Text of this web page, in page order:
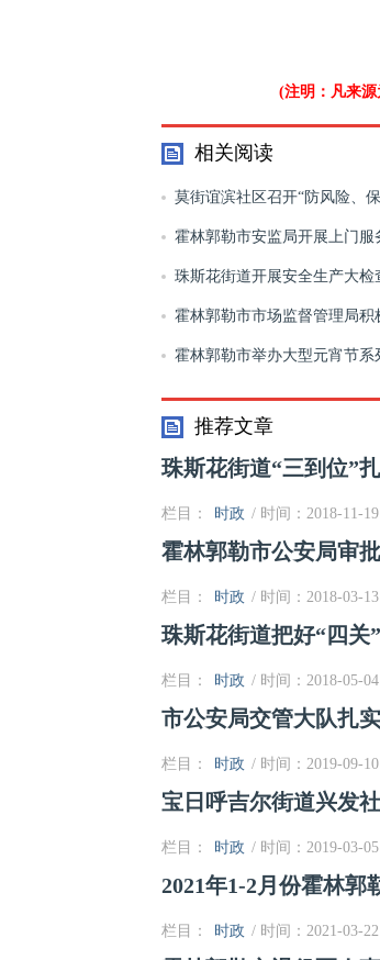
(注明：凡来
相关阅读
莫街谊滨社区召开“防风险、
庆”安全生产大检查大整治行动
霍林郭勒市安监局开展上门服
实“最多跑一次”
珠斯花街道开展安全生产大检
霍林郭勒市市场监督管理局积
工复产
霍林郭勒市举办大型元宵节系
统节庆文化
推荐文章
珠斯花街道“三到位”
栏目： 时政 / 时间：2018-11-19
霍林郭勒市公安局审
栏目： 时政 / 时间：2018-03-13
珠斯花街道把好“四关
栏目： 时政 / 时间：2018-05-04
市公安局交管大队扎
栏目： 时政 / 时间：2019-09-10
宝日呼吉尔街道兴发
栏目： 时政 / 时间：2019-03-05
2021年1-2月份霍林郭
栏目： 时政 / 时间：2021-03-22